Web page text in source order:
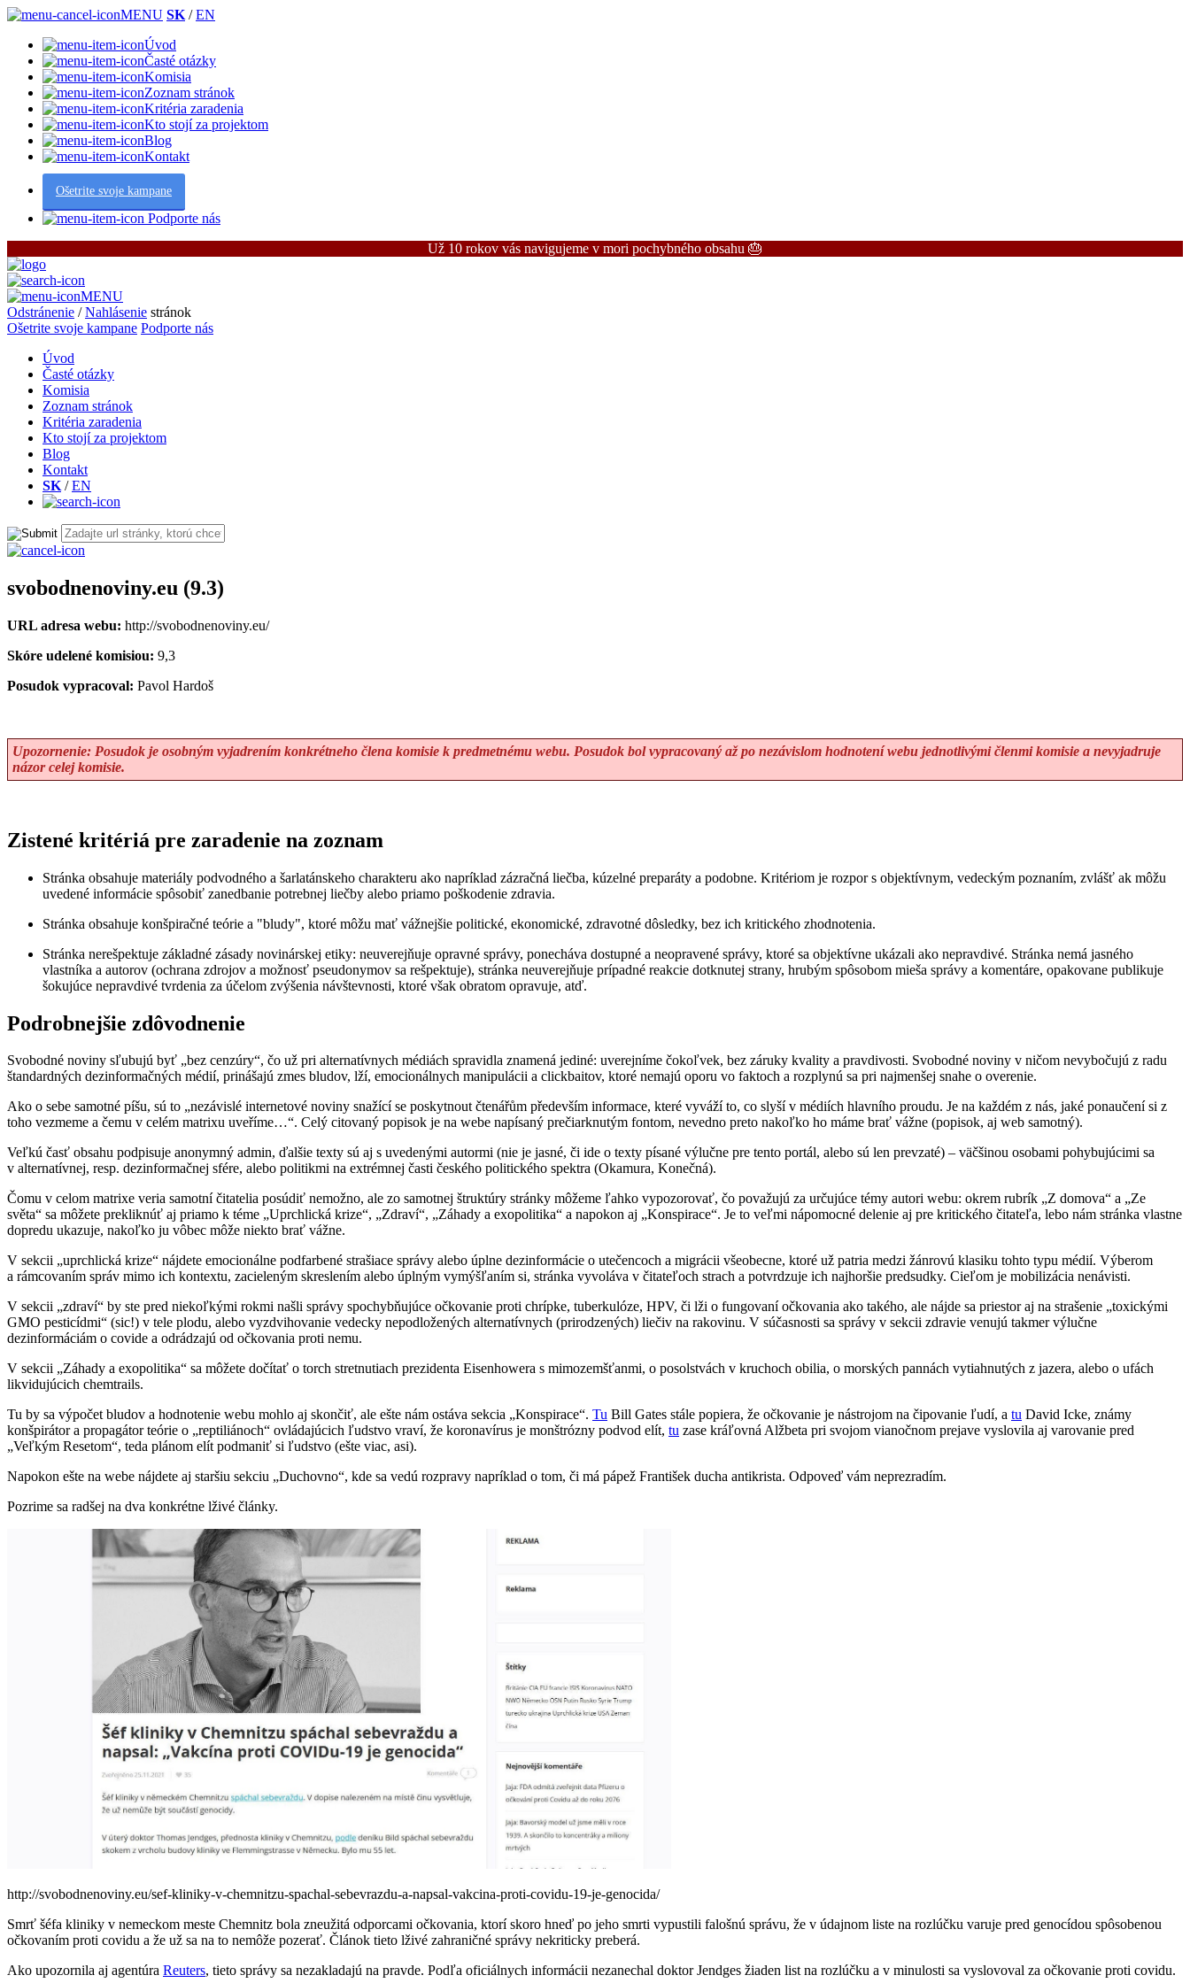
MENU SK /EN
Úvod
Časté otázky
Komisia
Zoznam stránok
Kritéria zaradenia
Kto stojí za projektom
Blog
Kontakt
Ošetrite svoje kampane
Podporte nás
Už 10 rokov vás navigujeme v mori pochybného obsahu 🎂
MENU
Odstránenie /Nahlásenie stránok
Ošetrite svoje kampane Podporte nás
Úvod
Časté otázky
Komisia
Zoznam stránok
Kritéria zaradenia
Kto stojí za projektom
Blog
Kontakt
SK /EN
svobodnenoviny.eu (9.3)
URL adresa webu: http://svobodnenoviny.eu/
Skóre udelené komisiou: 9,3
Posudok vypracoval: Pavol Hardoš
Upozornenie: Posudok je osobným vyjadrením konkrétneho člena komisie k predmetnému webu. Posudok bol vypracovaný až po nezávislom hodnotení webu jednotlivými členmi komisie a nevyjadruje
názor celej komisie.
Zistené kritériá pre zaradenie na zoznam
Stránka obsahuje materiály podvodného a šarlatánskeho charakteru ako napríklad zázračná liečba, kúzelné preparáty a podobne. Kritériom je rozpor s objektívnym, vedeckým poznaním, zvlášť ak môžu
uvedené informácie spôsobiť zanedbanie potrebnej liečby alebo priamo poškodenie zdravia.
Stránka obsahuje konšpiračné teórie a "bludy", ktoré môžu mať vážnejšie politické, ekonomické, zdravotné dôsledky, bez ich kritického zhodnotenia.
Stránka nerešpektuje základné zásady novinárskej etiky: neuverejňuje opravné správy, ponecháva dostupné a neopravené správy, ktoré sa objektívne ukázali ako nepravdivé. Stránka nemá jasného
vlastníka a autorov (ochrana zdrojov a možnosť pseudonymov sa rešpektuje), stránka neuverejňuje prípadné reakcie dotknutej strany, hrubým spôsobom mieša správy a komentáre, opakovane publikuje
šokujúce nepravdivé tvrdenia za účelom zvýšenia návštevnosti, ktoré však obratom opravuje, atď.
Podrobnejšie zdôvodnenie
Svobodné noviny sľubujú byť „bez cenzúry“, čo už pri alternatívnych médiách spravidla znamená jediné: uverejníme čokoľvek, bez záruky kvality a pravdivosti. Svobodné noviny v ničom nevybočujú z radu
štandardných dezinformačných médií, prinášajú zmes bludov, lží, emocionálnych manipulácii a clickbaitov, ktoré nemajú oporu vo faktoch a rozplynú sa pri najmenšej snahe o overenie.
Ako o sebe samotné píšu, sú to „nezávislé internetové noviny snažící se poskytnout čtenářům především informace, které vyváží to, co slyší v médiích hlavního proudu. Je na každém z nás, jaké ponaučení si z
toho vezmeme a čemu v celém matrixu uveříme…“. Celý citovaný popisok je na webe napísaný prečiarknutým fontom, nevedno preto nakoľko ho máme brať vážne (popisok, aj web samotný).
Veľkú časť obsahu podpisuje anonymný admin, ďalšie texty sú aj s uvedenými autormi (nie je jasné, či ide o texty písané výlučne pre tento portál, alebo sú len prevzaté) – väčšinou osobami pohybujúcimi sa
v alternatívnej, resp. dezinformačnej sfére, alebo politikmi na extrémnej časti českého politického spektra (Okamura, Konečná).
Čomu v celom matrixe veria samotní čitatelia posúdiť nemožno, ale zo samotnej štruktúry stránky môžeme ľahko vypozorovať, čo považujú za určujúce témy autori webu: okrem rubrík „Z domova“ a „Ze
světa“ sa môžete prekliknúť aj priamo k téme „Uprchlická krize“, „Zdraví“, „Záhady a exopolitika“ a napokon aj „Konspirace“. Je to veľmi nápomocné delenie aj pre kritického čitateľa, lebo nám stránka vlastne
dopredu ukazuje, nakoľko ju vôbec môže niekto brať vážne.
V sekcii „uprchlická krize“ nájdete emocionálne podfarbené strašiace správy alebo úplne dezinformácie o utečencoch a migrácii všeobecne, ktoré už patria medzi žánrovú klasiku tohto typu médií. Výberom
a rámcovaním správ mimo ich kontextu, zacieleným skreslením alebo úplným vymýšľaním si, stránka vyvoláva v čitateľoch strach a potvrdzuje ich najhoršie predsudky. Cieľom je mobilizácia nenávisti.
V sekcii „zdraví“ by ste pred niekoľkými rokmi našli správy spochybňujúce očkovanie proti chrípke, tuberkulóze, HPV, či lži o fungovaní očkovania ako takého, ale nájde sa priestor aj na strašenie „toxickými
GMO pesticídmi“ (sic!) v tele plodu, alebo vyzdvihovanie vedecky nepodložených alternatívnych (prirodzených) liečiv na rakovinu. V súčasnosti sa správy v sekcii zdravie venujú takmer výlučne
dezinformáciám o covide a odrádzajú od očkovania proti nemu.
V sekcii „Záhady a exopolitika“ sa môžete dočítať o torch stretnutiach prezidenta Eisenhowera s mimozemšťanmi, o posolstvách v kruchoch obilia, o morských pannách vytiahnutých z jazera, alebo o ufách
likvidujúcich chemtrails.
Tu by sa výpočet bludov a hodnotenie webu mohlo aj skončiť, ale ešte nám ostáva sekcia „Konspirace“. Tu Bill Gates stále popiera, že očkovanie je nástrojom na čipovanie ľudí, a tu David Icke, známy
konšpirátor a propagátor teórie o „reptiliánoch“ ovládajúcich ľudstvo vraví, že koronavírus je monštrózny podvod elít, tu zase kráľovná Alžbeta pri svojom vianočnom prejave vyslovila aj varovanie pred
„Veľkým Resetom“, teda plánom elít podmaniť si ľudstvo (ešte viac, asi).
Napokon ešte na webe nájdete aj staršiu sekciu „Duchovno“, kde sa vedú rozpravy napríklad o tom, či má pápež František ducha antikrista. Odpoveď vám neprezradím.
Pozrime sa radšej na dva konkrétne lživé články.
http://svobodnenoviny.eu/sef-kliniky-v-chemnitzu-spachal-sebevrazdu-a-napsal-vakcina-proti-covidu-19-je-genocida/
Smrť šéfa kliniky v nemeckom meste Chemnitz bola zneužitá odporcami očkovania, ktorí skoro hneď po jeho smrti vypustili falošnú správu, že v údajnom liste na rozlúčku varuje pred genocídou spôsobenou
očkovaním proti covidu a že už sa na to nemôže pozerať. Článok tieto lživé zahraničné správy nekriticky preberá.
Ako upozornila aj agentúra Reuters, tieto správy sa nezakladajú na pravde. Podľa oficiálnych informácii nezanechal doktor Jendges žiaden list na rozlúčku a v minulosti sa vyslovoval za očkovanie proti covidu.